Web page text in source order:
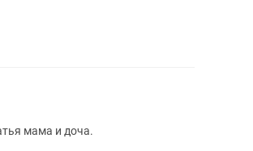
мама и доча.